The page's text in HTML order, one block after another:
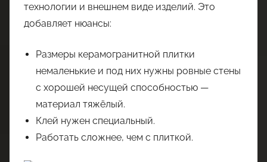
технологии и внешнем виде изделий. Это
добавляет нюансы:
Размеры керамогранитной плитки
немаленькие и под них нужны ровные стены
с хорошей несущей способностью —
материал тяжёлый.
Клей нужен специальный.
Работать сложнее, чем с плиткой.